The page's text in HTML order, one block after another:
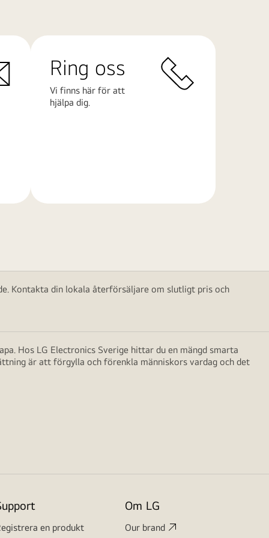
Ring oss
Vi finns här för att
hjälpa dig.
Kontakta din lokala återförsäljare om slutligt pris och
Hos LG Electronics Sverige hittar du en mängd smarta
är att förgylla och förenkla människors vardag och det
en produkt
Om LG
Our brand